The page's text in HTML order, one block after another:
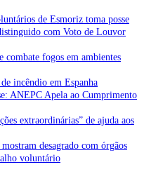
de Esmoriz toma posse
com Voto de Louvor
combate fogos em ambientes
incêndio em Espanha
ANEPC Apela ao Cumprimento
extraordinárias” de ajuda aos
desagrado com órgãos
voluntário